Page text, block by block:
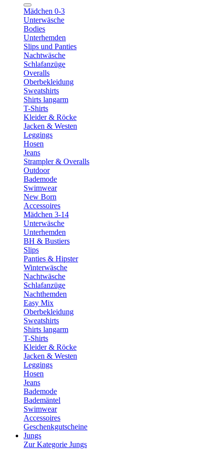
Mädchen 0-3
Unterwäsche
Bodies
Unterhemden
Slips und Panties
Nachtwäsche
Schlafanzüge
Overalls
Oberbekleidung
Sweatshirts
Shirts langarm
T-Shirts
Kleider & Röcke
Jacken & Westen
Leggings
Hosen
Jeans
Strampler & Overalls
Outdoor
Bademode
Swimwear
New Born
Accessoires
Mädchen 3-14
Unterwäsche
Unterhemden
BH & Bustiers
Slips
Panties & Hipster
Winterwäsche
Nachtwäsche
Schlafanzüge
Nachthemden
Easy Mix
Oberbekleidung
Sweatshirts
Shirts langarm
T-Shirts
Kleider & Röcke
Jacken & Westen
Leggings
Hosen
Jeans
Bademode
Bademäntel
Swimwear
Accessoires
Geschenkgutscheine
Jungs
Zur Kategorie Jungs